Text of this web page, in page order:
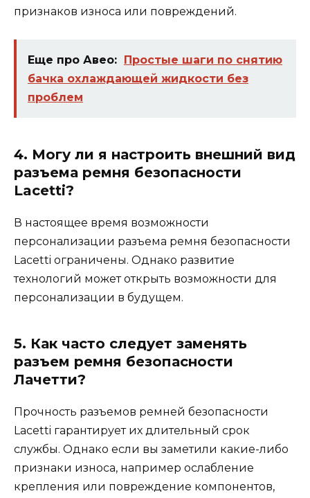
признаков износа или повреждений.
Еще про Авео:
Простые шаги по снятию
бачка охлаждающей жидкости без
проблем
4. Могу ли я настроить внешний вид
разъема ремня безопасности
Lacetti?
В настоящее время возможности
персонализации разъема ремня безопасности
Lacetti ограничены. Однако развитие
технологий может открыть возможности для
персонализации в будущем.
5. Как часто следует заменять
разъем ремня безопасности
Лачетти?
Прочность разъемов ремней безопасности
Lacetti гарантирует их длительный срок
службы. Однако если вы заметили какие-либо
признаки износа, например ослабление
крепления или повреждение компонентов,